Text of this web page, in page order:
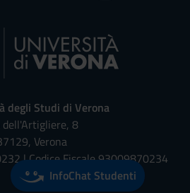
degli Studi di Verona
dell'Artigliere, 8
Verona
| Codice Fiscale 93009870234
InfoChat Studenti